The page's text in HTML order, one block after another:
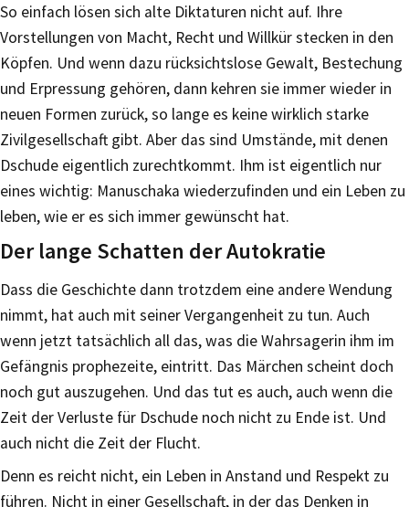
So einfach lösen sich alte Diktaturen nicht auf. Ihre
Vorstellungen von Macht, Recht und Willkür stecken in den
Köpfen. Und wenn dazu rücksichtslose Gewalt, Bestechung
und Erpressung gehören, dann kehren sie immer wieder in
neuen Formen zurück, so lange es keine wirklich starke
Zivilgesellschaft gibt. Aber das sind Umstände, mit denen
Dschude eigentlich zurechtkommt. Ihm ist eigentlich nur
eines wichtig: Manuschaka wiederzufinden und ein Leben zu
leben, wie er es sich immer gewünscht hat.
Der lange Schatten der Autokratie
Dass die Geschichte dann trotzdem eine andere Wendung
nimmt, hat auch mit seiner Vergangenheit zu tun. Auch
wenn jetzt tatsächlich all das, was die Wahrsagerin ihm im
Gefängnis prophezeite, eintritt. Das Märchen scheint doch
noch gut auszugehen. Und das tut es auch, auch wenn die
Zeit der Verluste für Dschude noch nicht zu Ende ist. Und
auch nicht die Zeit der Flucht.
Denn es reicht nicht, ein Leben in Anstand und Respekt zu
führen. Nicht in einer Gesellschaft, in der das Denken in